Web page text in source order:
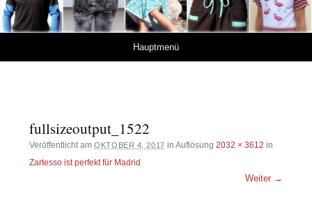
Hauptmenü
fullsizeoutput_1522
Veröffentlicht amOKTOBER 4, 2017 in Auflösung 2032 × 3612 in
Zartesso ist perfekt für Madrid
Weiter →